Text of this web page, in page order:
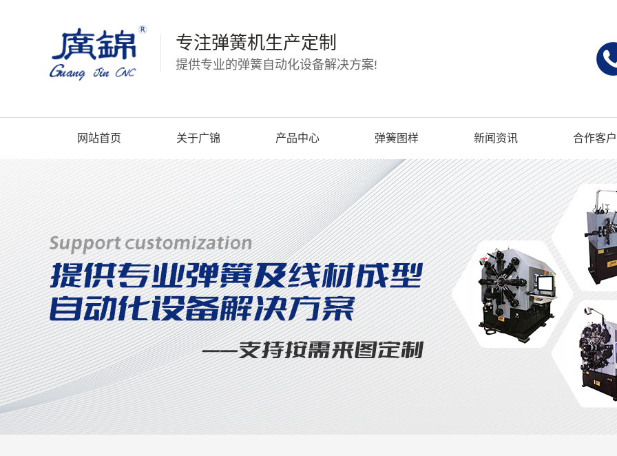
专注弹簧机生产定制
提供专业的弹簧自动化设备解决方案!
网站首页 关于广锦 产品中心 弹簧图样 新闻资讯 合作客户